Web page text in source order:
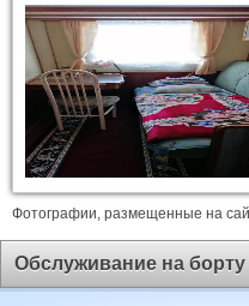
Фотографии, размещенные на
Обслуживание на